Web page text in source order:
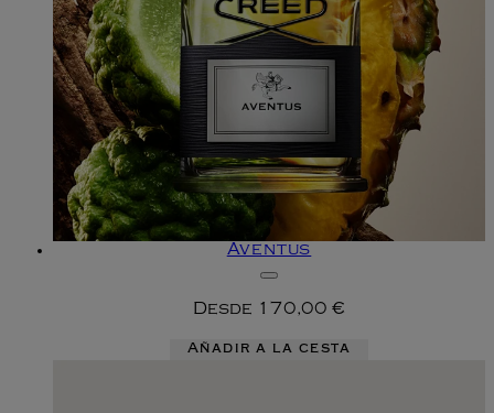
Aventus
Desde 170,00 €
Añadir a la cesta